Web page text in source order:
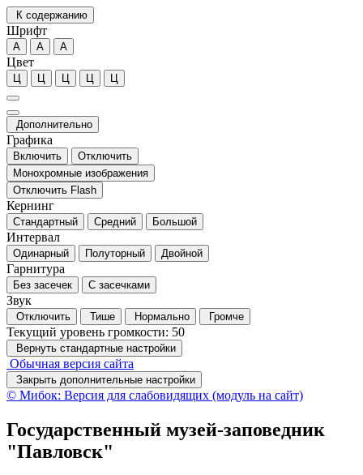
К содержанию
Шрифт
А А А
Цвет
Ц Ц Ц Ц Ц
Дополнительно
Графика
Включить
Отключить
Монохромные изображения
Отключить Flash
Кернинг
Стандартный Средний Большой
Интервал
Одинарный Полуторный Двойной
Гарнитура
Без засечек С засечками
Звук
Отключить Тише Нормально Громче
Текущий уровень громкости: 50
Вернуть стандартные настройки
Обычная версия сайта
Закрыть дополнительные настройки
© Мибок: Версия для слабовидящих (модуль на сайт)
Государственный музей-заповедник
"Павловск"